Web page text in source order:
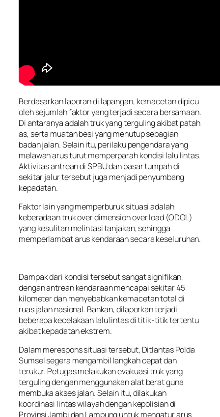
Berdasarkan laporan di lapangan, kemacetan dipicu
oleh sejumlah faktor yang terjadi secara bersamaan.
Di antaranya adalah truk yang terguling akibat patah
as, serta muatan besi yang menutup sebagian
badan jalan. Selain itu, perilaku pengendara yang
melawan arus turut memperparah kondisi lalu lintas.
Aktivitas antrean di SPBU dan pasar tumpah di
sekitar jalur tersebut juga menjadi penyumbang
kepadatan.
Faktor lain yang memperburuk situasi adalah
keberadaan truk over dimension over load (ODOL)
yang kesulitan melintasi tanjakan, sehingga
memperlambat arus kendaraan secara keseluruhan.
Dampak dari kondisi tersebut sangat signifikan,
dengan antrean kendaraan mencapai sekitar 45
kilometer dan menyebabkan kemacetan total di
ruas jalan nasional. Bahkan, dilaporkan terjadi
beberapa kecelakaan lalu lintas di titik-titik tertentu
akibat kepadatan ekstrem.
Dalam merespons situasi tersebut, Ditlantas Polda
Sumsel segera mengambil langkah cepat dan
terukur. Petugas melakukan evakuasi truk yang
terguling dengan menggunakan alat berat guna
membuka akses jalan. Selain itu, dilakukan
koordinasi lintas wilayah dengan kepolisian di
Provinsi Jambi dan Lampung untuk mengatur arus